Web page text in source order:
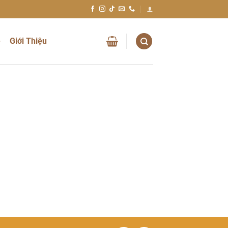
Giới Thiệu